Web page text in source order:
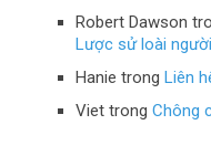
Robert Dawson
Lược sử loài
Hanie trongLiên
Viet trongChông